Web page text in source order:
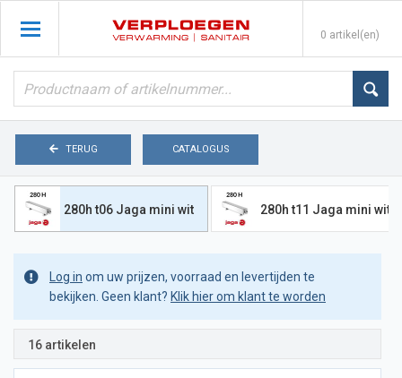
0 artikel(en)
TERUG CATALOGUS
280h t06 Jaga mini wit 280h t11 Jaga mini wit
Log in om uw prijzen, voorraad en levertijden te
bekijken. Geen klant? Klik hier om klant te worden
16 artikelen